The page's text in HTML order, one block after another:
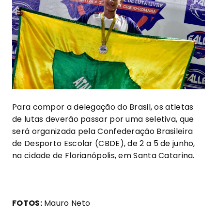
Para compor a delegação do Brasil, os atletas
de lutas deverão passar por uma seletiva, que
será organizada pela Confederação Brasileira
de Desporto Escolar (CBDE), de 2 a 5 de junho,
na cidade de Florianópolis, em Santa Catarina.
FOTOS:Mauro Neto